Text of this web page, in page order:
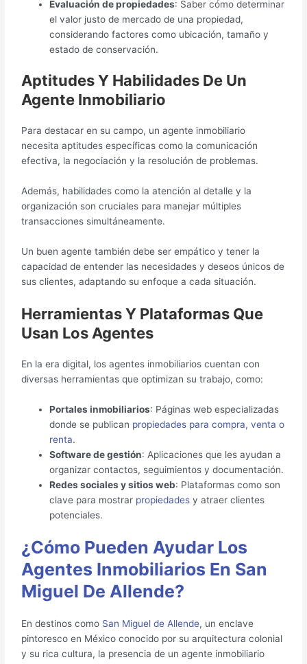
Evaluación de propiedades: Saber cómo determinar
el valor justo de mercado de una propiedad,
considerando factores como ubicación, tamaño y
estado de conservación.
Aptitudes Y Habilidades De Un
Agente Inmobiliario
Para destacar en su campo, un agente inmobiliario
necesita aptitudes específicas como la comunicación
efectiva, la negociación y la resolución de problemas.
Además, habilidades como la atención al detalle y la
organización son cruciales para manejar múltiples
transacciones simultáneamente.
Un buen agente también debe ser empático y tener la
capacidad de entender las necesidades y deseos únicos de
sus clientes, adaptando su enfoque a cada situación.
Herramientas Y Plataformas Que
Usan Los Agentes
En la era digital, los agentes inmobiliarios cuentan con
diversas herramientas que optimizan su trabajo, como:
Portales inmobiliarios: Páginas web especializadas
donde se publican propiedades para compra, venta o
renta.
Software de gestión: Aplicaciones que les ayudan a
organizar contactos, seguimientos y documentación.
Redes sociales y sitios web: Plataformas como son
clave para mostrar propiedades y atraer clientes
potenciales.
¿Cómo Pueden Ayudar Los
Agentes Inmobiliarios En San
Miguel De Allende?
En destinos como San Miguel de Allende, un enclave
pintoresco en México conocido por su arquitectura colonial
y su rica cultura, la presencia de un agente inmobiliario